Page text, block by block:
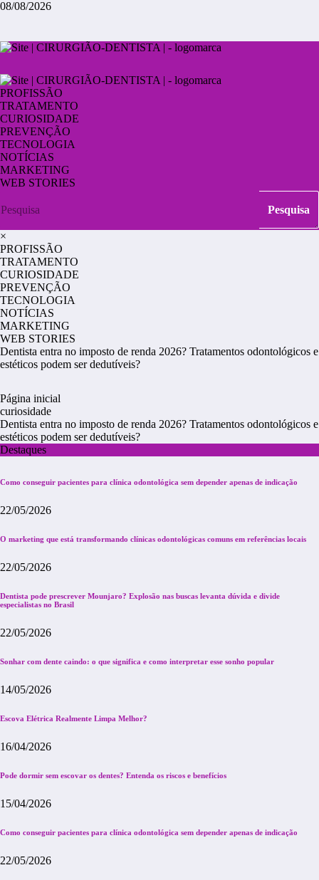
08/08/2026
PROFISSÃO
TRATAMENTO
CURIOSIDADE
PREVENÇÃO
TECNOLOGIA
NOTÍCIAS
MARKETING
WEB STORIES
×
PROFISSÃO
TRATAMENTO
CURIOSIDADE
PREVENÇÃO
TECNOLOGIA
NOTÍCIAS
MARKETING
WEB STORIES
Dentista entra no imposto de renda 2026? Tratamentos odontológicos e
estéticos podem ser dedutíveis?
Página inicial
curiosidade
Dentista entra no imposto de renda 2026? Tratamentos odontológicos e
estéticos podem ser dedutíveis?
Destaques
Como conseguir pacientes para clínica odontológica sem depender apenas de indicação
22/05/2026
O marketing que está transformando clínicas odontológicas comuns em referências locais
22/05/2026
Dentista pode prescrever Mounjaro? Explosão nas buscas levanta dúvida e divide
especialistas no Brasil
22/05/2026
Sonhar com dente caindo: o que significa e como interpretar esse sonho popular
14/05/2026
Escova Elétrica Realmente Limpa Melhor?
16/04/2026
Pode dormir sem escovar os dentes? Entenda os riscos e benefícios
15/04/2026
Como conseguir pacientes para clínica odontológica sem depender apenas de indicação
22/05/2026